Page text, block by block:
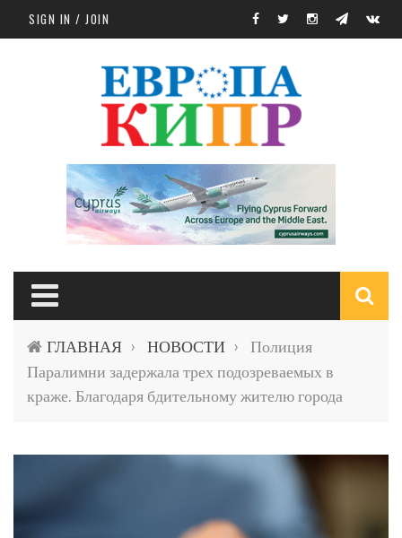
Skip to main content
SIGN IN / JOIN
ГЛАВНАЯ › НОВОСТИ ›
Полиция
Паралимни задержала трех подозреваемых в
краже. Благодаря бдительному жителю города